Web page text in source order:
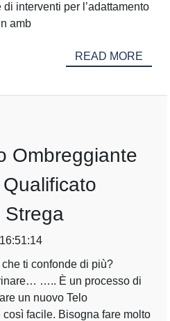
interventi per l’adattamento
amb
READ MORE
Ombreggiante
Strega
ti confonde di più?
….. È un processo di
un nuovo Telo
facile. Bisogna fare molto